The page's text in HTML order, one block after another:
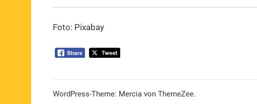
Foto: Pixabay
WordPress-Theme: Mercia von ThemeZee.